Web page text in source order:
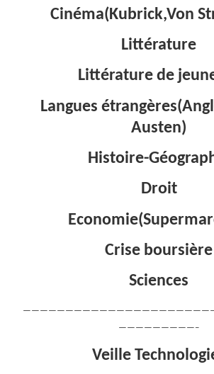
Cinéma(Kubrick,Von
Littérature
Littérature de
Langues
Austen)
Histoire-
Droit
Crise boursière
Sciences
—————————–
Veille